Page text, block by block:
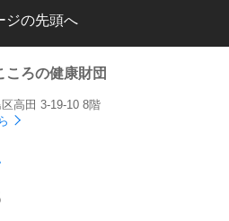
ジの先頭へ
ころの健康財団
高田 3-19-10 8階